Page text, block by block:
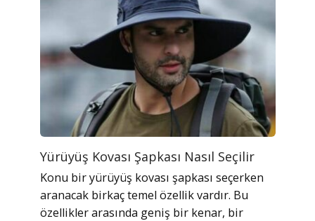
Yürüyüş Kovası Şapkası Nasıl Seçilir
Konu bir yürüyüş kovası şapkası seçerken
aranacak birkaç temel özellik vardır. Bu
özellikler arasında geniş bir kenar, bir